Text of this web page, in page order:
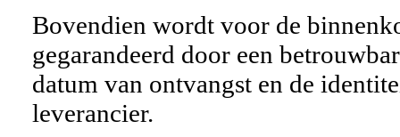
Bovendien wordt voor de
gegarandeerd door een
datum van ontvangst en de
leverancier.